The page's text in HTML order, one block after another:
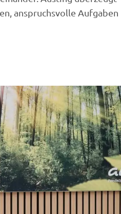
anspruchsvolle Aufgaben